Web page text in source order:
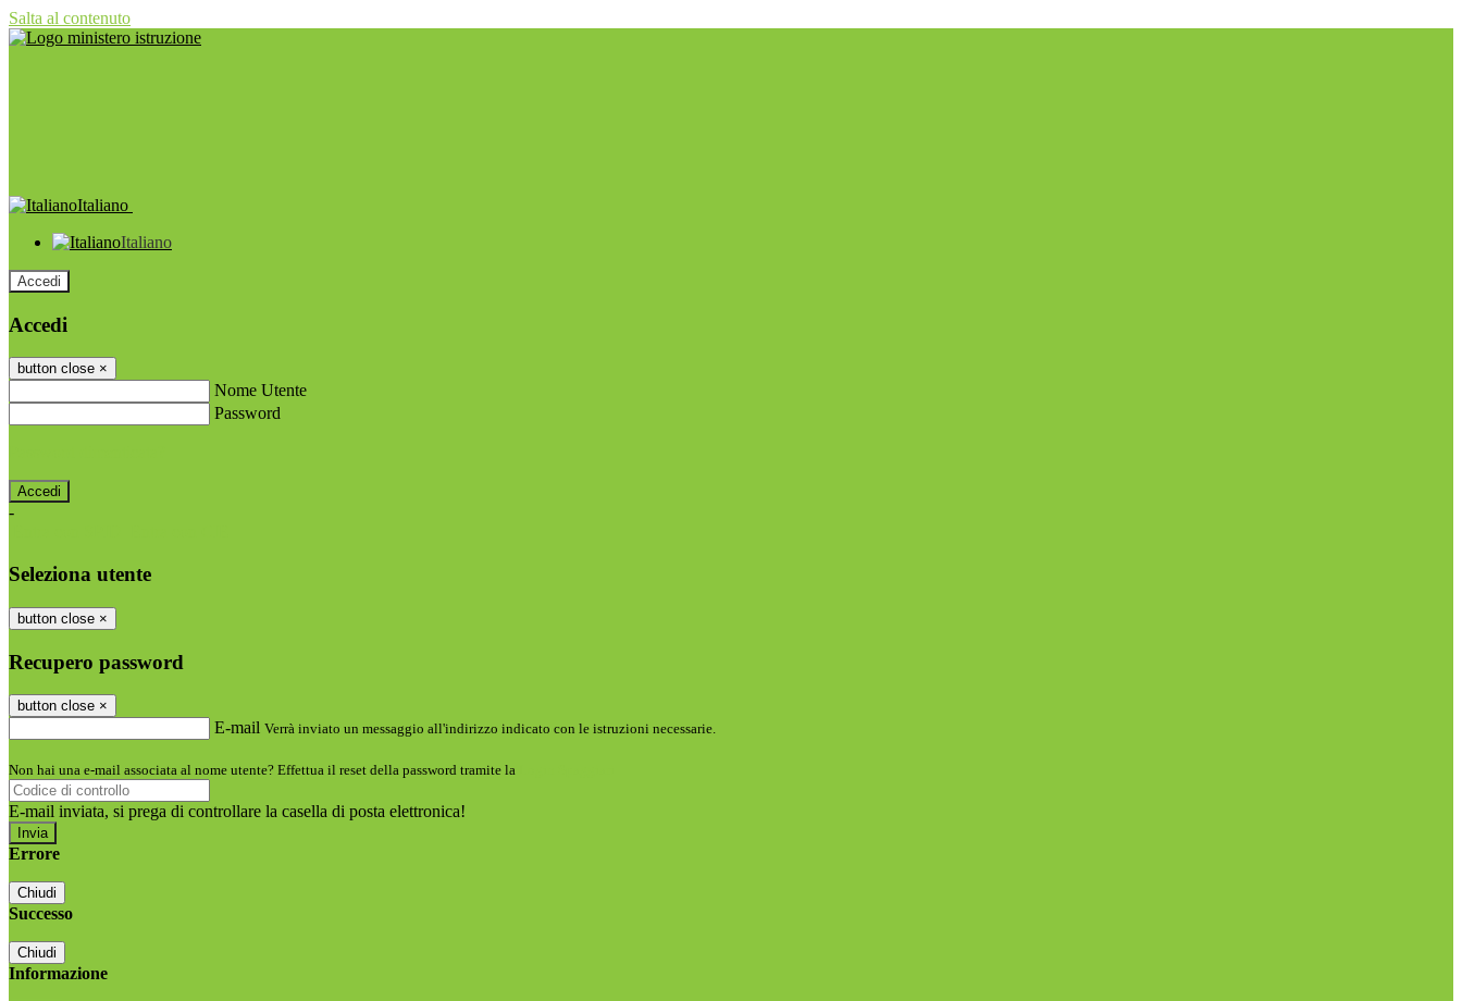
Salta al contenuto
Italiano
Italiano
Accedi
Accedi
button close ×
Nome Utente
Password
-
Seleziona utente
button close ×
Recupero password
button close ×
E-mail Verrà inviato un messaggio all'indirizzo indicato con le istruzioni necessarie.
Non hai una e-mail associata al nome utente? Effettua il reset della password tramite la
E-mail inviata, si prega di controllare la casella di posta elettronica!
Errore
Chiudi
Successo
Chiudi
Informazione